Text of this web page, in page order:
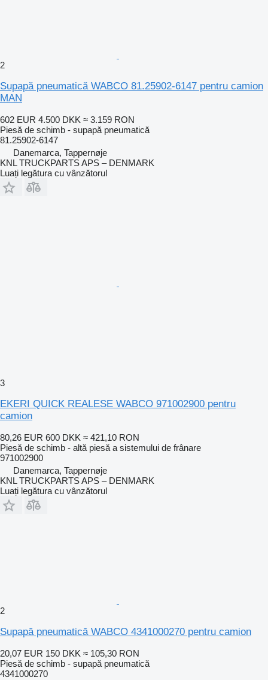
2
Supapă pneumatică WABCO 81.25902-6147 pentru camion
MAN
602 EUR 4.500 DKK ≈ 3.159 RON
Piesă de schimb - supapă pneumatică
81.25902-6147
Danemarca, Tappernøje
KNL TRUCKPARTS APS – DENMARK
Luați legătura cu vânzătorul
3
EKERI QUICK REALESE WABCO 971002900 pentru
camion
80,26 EUR 600 DKK ≈ 421,10 RON
Piesă de schimb - altă piesă a sistemului de frânare
971002900
Danemarca, Tappernøje
KNL TRUCKPARTS APS – DENMARK
Luați legătura cu vânzătorul
2
Supapă pneumatică WABCO 4341000270 pentru camion
20,07 EUR 150 DKK ≈ 105,30 RON
Piesă de schimb - supapă pneumatică
4341000270